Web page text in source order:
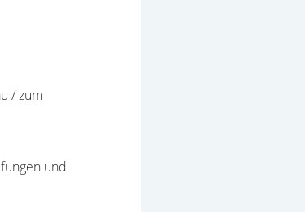
/ zum
und